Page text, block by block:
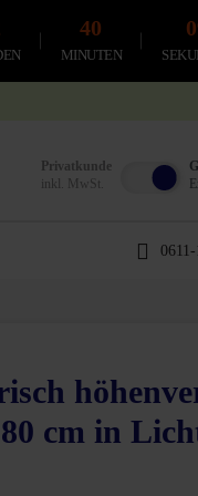
40
MINUTEN
Privatkunde
inkl. MwSt.
cm in